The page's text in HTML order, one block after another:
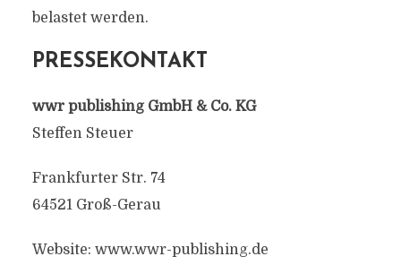
belastet werden.
PRESSEKONTAKT
wwr publishing GmbH & Co. KG
Steffen Steuer
Frankfurter Str. 74
64521 Groß-Gerau
Website: www.wwr-publishing.de